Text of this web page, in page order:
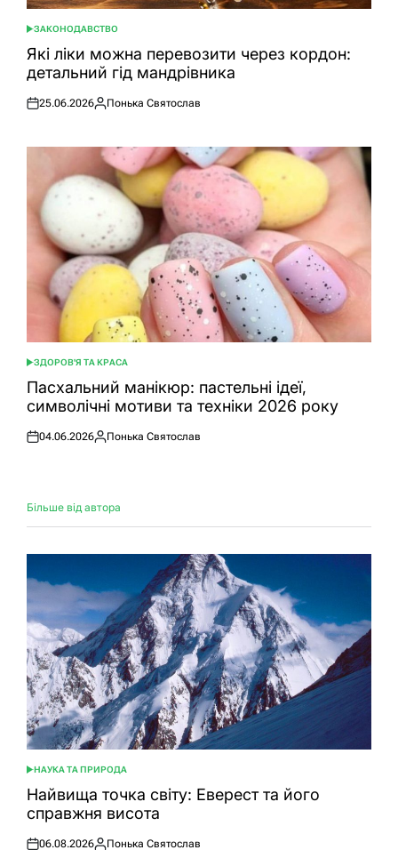
ОПУБЛІКУВАТИ
У
ЗАКОНОДАВСТВО
Які ліки можна перевозити через кордон:
детальний гід мандрівника
Оприлюднено
25.06.2026
Опубліковано
Понька Святослав
ОПУБЛІКУВАТИ
У
ЗДОРОВ'Я ТА КРАСА
Пасхальний манікюр: пастельні ідеї,
символічні мотиви та техніки 2026 року
Оприлюднено
04.06.2026
Опубліковано
Понька Святослав
Більше від автора
ОПУБЛІКУВАТИ
У
НАУКА ТА ПРИРОДА
Найвища точка світу: Еверест та його
справжня висота
Оприлюднено
06.08.2026
Опубліковано
Понька Святослав